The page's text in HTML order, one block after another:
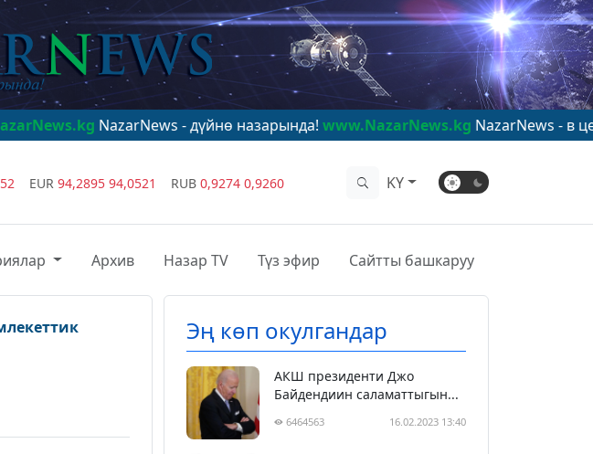
NazarNews - дүйнө назарында!www.NazarNews.kgNazarNews - в центре
EUR 94,2895 94,0521 RUB 0,9274 0,9260 KY
Архив Назар TV Түз эфир Сайтты башкаруу
Эң көп окулгандар
АКШ президенти Джо
Байдендиин саламаттыгын...
6464563 16.02.2023 13:40